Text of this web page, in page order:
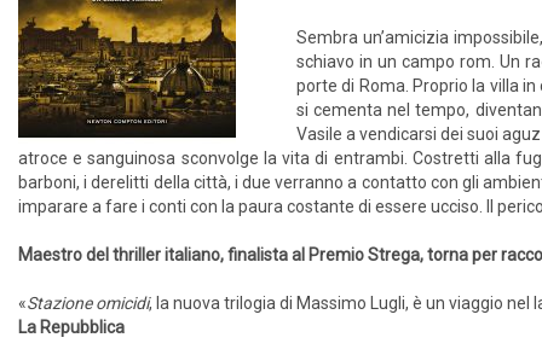
Sembra un’amicizia
schiavo in un campo rom. Un
porte di Roma. Proprio la villa
si cementa nel tempo,
Vasile a vendicarsi dei suoi
atroce e sanguinosa sconvolge la vita di entrambi. Costretti alla
barboni, i derelitti della città, i due verranno a contatto con gli
imparare a fare i conti con la paura costante di essere ucciso. Il
Maestro del thriller italiano, finalista al Premio Strega, torna per
«Stazione omicidi, la nuova trilogia di Massimo Lugli, è un viaggio
La Repubblica